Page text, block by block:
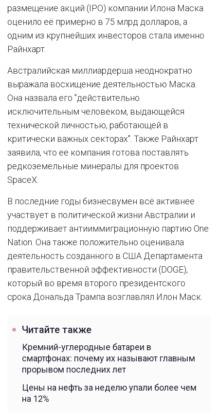
размещение акций (IPO) компании Илона Маска
оценило её примерно в 75 млрд долларов, а
одним из крупнейших инвесторов стала именно
Райнхарт.
Австралийская миллиардерша неоднократно
выражала восхищение деятельностью Маска.
Она назвала его "действительно
исключительным человеком, выдающейся
технической личностью, работающей в
критически важных секторах". Также Райнхарт
заявила, что ее компания готова поставлять
редкоземельные минералы для проектов
SpaceX.
В последние годы бизнесвумен всё активнее
участвует в политической жизни Австралии и
поддерживает антииммиграционную партию One
Nation. Она также положительно оценивала
деятельность созданного в США Департамента
правительственной эффективности (DOGE),
который во время второго президентского
срока Дональда Трампа возглавлял Илон Маск.
Читайте также
Кремний-углеродные батареи в
смартфонах: почему их называют главным
прорывом последних лет
Цены на нефть за неделю упали более чем
на 12%